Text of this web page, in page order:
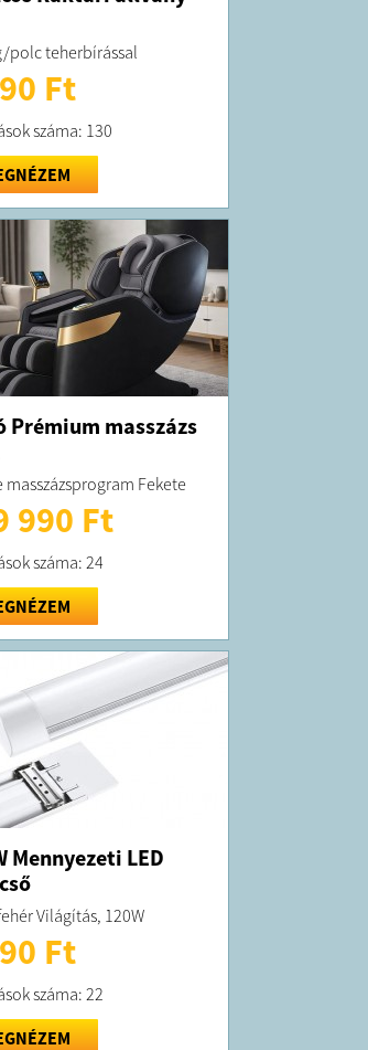
polc teherbírással
Ft
száma: 130
Prémium masszázs
masszázsprogram Fekete
990 Ft
száma: 24
Mennyezeti LED
Világítás, 120W
Ft
száma: 22